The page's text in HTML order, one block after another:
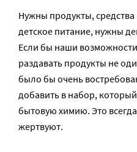
Нужны продукты,
детское питание, нужны
Если бы наши
раздавать продукты не
было бы очень
добавить в набор,
бытовую химию. Это
жертвуют.